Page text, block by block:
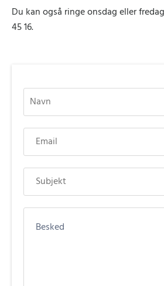
Du kan også ringe onsdag eller
45 16.